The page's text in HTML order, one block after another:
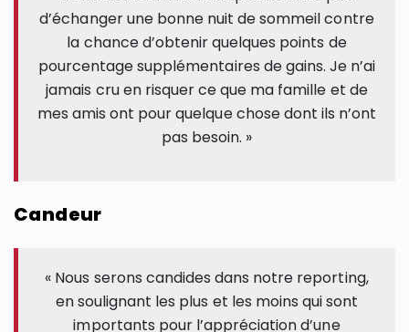
d’échanger une bonne nuit de sommeil contre
la chance d’obtenir quelques points de
pourcentage supplémentaires de gains. Je n’ai
jamais cru en risquer ce que ma famille et de
mes amis ont pour quelque chose dont ils n’ont
pas besoin. »
Candeur
« Nous serons candides dans notre reporting,
en soulignant les plus et les moins qui sont
importants pour l’appréciation d’une